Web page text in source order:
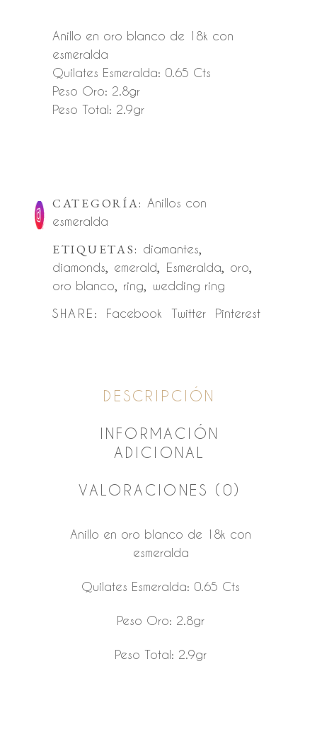
Anillo en oro blanco de 18k con
esmeralda
Quilates Esmeralda: 0.65 Cts
Peso Oro: 2.8gr
Peso Total: 2.9gr
CATEGORÍA: Anillos con
esmeralda
ETIQUETAS: diamantes,
diamonds, emerald, Esmeralda, oro,
oro blanco, ring, wedding ring
SHARE:
Facebook Twitter Pinterest
DESCRIPCIÓN
INFORMACIÓN
ADICIONAL
VALORACIONES (0)
Anillo en oro blanco de 18k con
esmeralda
Quilates Esmeralda: 0.65 Cts
Peso Oro: 2.8gr
Peso Total: 2.9gr